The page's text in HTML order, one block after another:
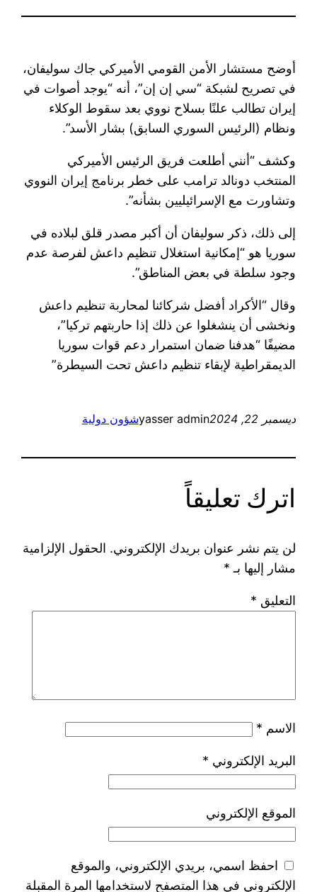
أوضح مستشار الأمن القومي الأميركي جاك سوليفان،
في تصريح لشبكة “سي إن إن”، أنه “يوجد أصوات في
إيران تطالب علنًا بسلاح نووي بعد سقوط الوكلاء
ونظام (الرئيس السوري السابق) بشار الأسد”.
وكشف “أنني أطلعت فريق الرئيس الأميركي
المنتخب دونالد ترامب على خطر برنامج إيران النووي
وتشاورت مع الإسرائيليين بشأنه”.
إلى ذلك، ذكر سوليفان أن أكبر مصدر قلق لبلاده في
سوريا هو “إمكانية استغلال تنظيم داعش لفرصة عدم
وجود سلطة في بعض المناطق”.
وقال “الأكراد أفضل شركائنا لمحاربة تنظيم داعش
ونخشى أن ينشغلوا عن ذلك إذا حاربتهم تركيا”،
مضيفًا “هدفنا ضمان استمرار دعم قوات سوريا
الديمقراطية لإبقاء تنظيم داعش تحت السيطرة”
ديسمبر 22, 2024 yasser adminشؤون دولية
اترك تعليقاً
لن يتم نشر عنوان بريدك الإلكتروني. الحقول الإلزامية
مشار إليها بـ *
التعليق *
الاسم *
البريد الإلكتروني *
الموقع الإلكتروني
احفظ اسمي، بريدي الإلكتروني، والموقع
الإلكتروني في هذا المتصفح لاستخدامها المرة المقبلة